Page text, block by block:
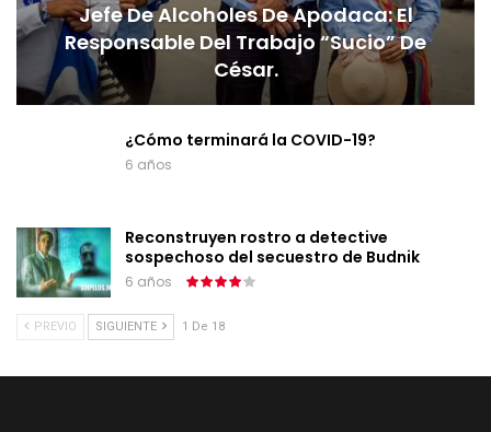
Jefe De Alcoholes De Apodaca: El
Responsable Del Trabajo “sucio” De
César.
¿Cómo terminará la COVID-19?
6 años
Reconstruyen rostro a detective
sospechoso del secuestro de Budnik
6 años
PREVIO SIGUIENTE 1 De 18